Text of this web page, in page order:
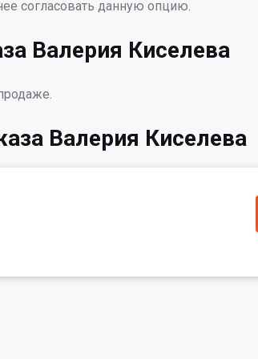
согласовать данную опцию.
Валерия Киселева
Валерия Киселева